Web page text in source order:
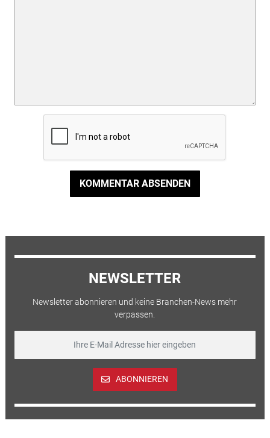
KOMMENTAR ABSENDEN
NEWSLETTER
Newsletter abonnieren und keine Branchen-News mehr
verpassen.
ABONNIEREN